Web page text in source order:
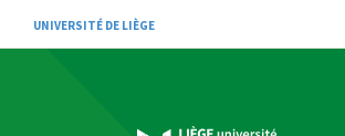
UNIVERSITÉ DE LIÈGE